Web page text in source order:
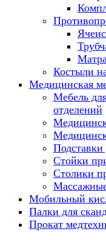
Костыли
Медицинская
Мебель
отделений
Подставки
Стойки
Столики
Мобильный
Палки для
Прокат